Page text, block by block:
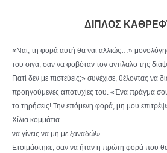
ΔΙΠΛΟΣ
«Ναι, τη φορά αυτή θα ναι αλλιώς…»
του σιγά, σαν να φοβόταν τον αντίλαλο της
Γιατί δεν με πιστεύεις;» συνέχισε, θέλοντας να
προηγούμενες αποτυχίες του. «Ένα πράγμα
το τηρήσεις! Την επόμενη φορά, μη μου
Χίλια κομμάτια
να γίνεις να μη με ξαναδώ!»
Ετοιμάστηκε, σαν να ήταν η πρώτη φορά που